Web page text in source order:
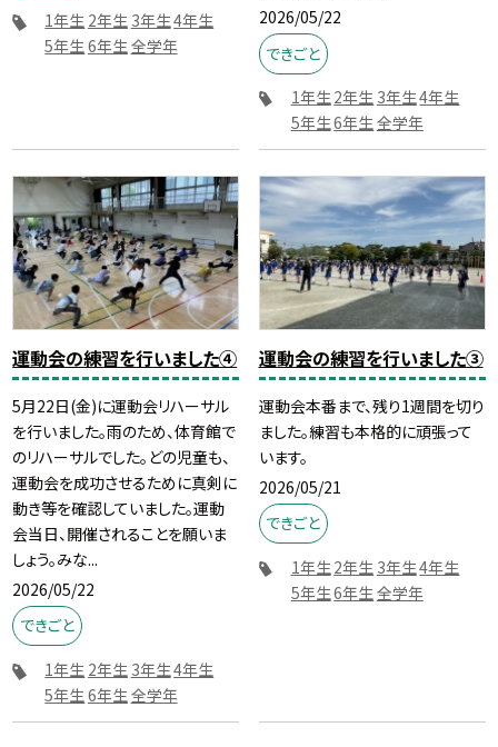
1年生 2年生 3年生4年生
5年生6年生全学年
2026/05/22
できごと
1年生2年生 3年生4年生
5年生6年生全学年
運動会の練習を行いました④
5月22日(金)に運動会リハーサル
を行いました。雨のため、体育館で
のリハーサルでした。どの児童も、
運動会を成功させるために真剣に
動き等を確認していました。運動
会当日、開催されることを願いま
しょう。みな...
2026/05/22
できごと
1年生 2年生 3年生4年生
5年生6年生全学年
運動会の練習を行いました③
運動会本番まで、残り1週間を切り
ました。練習も本格的に頑張って
います。
2026/05/21
できごと
1年生2年生 3年生4年生
5年生6年生全学年